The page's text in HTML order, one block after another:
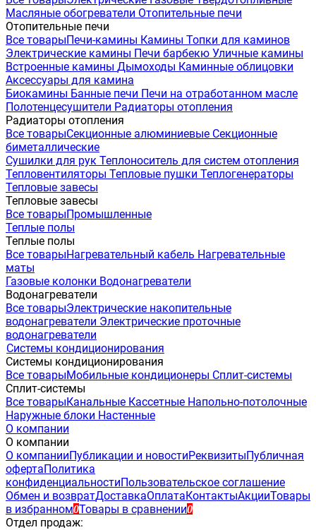
Масляные обогреватели Отопительные печи
Отопительные печи
Все товарыПечи-камины Камины Топки для каминов
Электрические камины Печи барбекю Уличные камины
Встроенные камины Дымоходы Каминные облицовки
Аксессуары для камина
Биокамины Банные печи Печи на отработанном масле
Полотенцесушители Радиаторы отопления
Радиаторы отопления
Все товарыСекционные алюминиевые Секционные
биметаллические
Сушилки для рук Теплоноситель для систем отопления
Тепловентиляторы Тепловые пушки Теплогенераторы
Тепловые завесы
Тепловые завесы
Все товарыПромышленные
Теплые полы
Теплые полы
Все товарыНагревательный кабель Нагревательные
маты
Газовые колонки Водонагреватели
Водонагреватели
Все товарыЭлектрические накопительные
водонагреватели Электрические проточные
водонагреватели
Системы кондиционирования
Системы кондиционирования
Все товарыМобильные кондиционеры Сплит-системы
Сплит-системы
Все товарыКанальные Кассетные Напольно-потолочные
Наружные блоки Настенные
О компании
О компании
О компанииПубликации и новостиРеквизитыПубличная
офертаПолитика
конфиденциальностиПользовательское соглашение
Обмен и возвратДоставкаОплатаКонтактыАкцииТовары
в избранном0Товары в сравнении0
Отдел продаж: